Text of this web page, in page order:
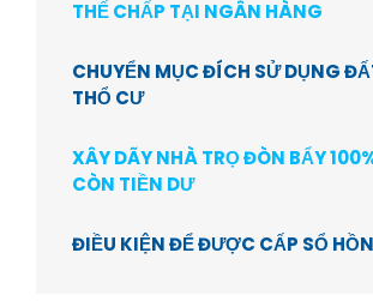
THẾ CHẤP TẠI NGÂN HÀNG
CHUYỂN MỤC ĐÍCH SỬ DỤNG
THỔ CƯ
XÂY DÃY NHÀ TRỌ ĐÒN BẨY
CÒN TIỀN DƯ
ĐIỀU KIỆN ĐỂ ĐƯỢC CẤP SỔ